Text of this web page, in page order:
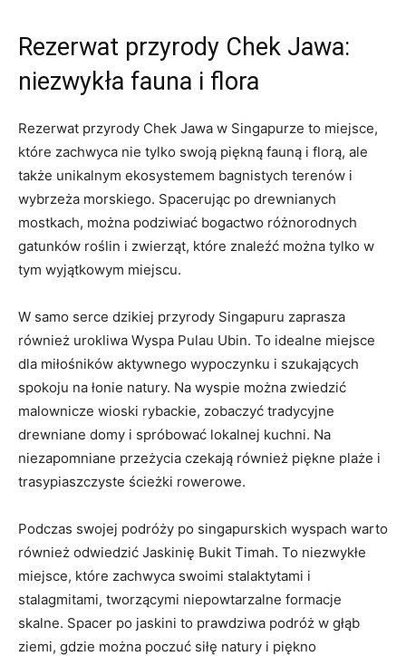
Rezerwat przyrody Chek ‍Jawa:
‌niezwykła fauna i flora
Rezerwat przyrody Chek‌ Jawa w Singapurze to miejsce,
które ‌zachwyca nie tylko swoją piękną​ fauną⁤ i florą, ale
⁢także ​unikalnym ⁤ekosystemem⁤ bagnistych terenów i
wybrzeża morskiego. Spacerując po drewnianych
mostkach, ⁤można podziwiać bogactwo różnorodnych
gatunków ​roślin i ‌zwierząt, które znaleźć ​można tylko w
tym ⁤wyjątkowym miejscu.
W samo ​serce dzikiej przyrody Singapuru zaprasza⁣
również urokliwa Wyspa Pulau Ubin.⁢ To idealne miejsce
dla‌ miłośników aktywnego⁢ wypoczynku i szukających
spokoju⁢ na⁤ łonie natury.⁣ Na wyspie ‌można zwiedzić
malownicze wioski rybackie, zobaczyć⁣ tradycyjne
drewniane domy​ i spróbować lokalnej kuchni. Na
niezapomniane przeżycia czekają ⁢również⁢ piękne‌ plaże i
trasypiaszczyste ścieżki rowerowe.
Podczas swojej‌ podróży po singapurskich⁢ wyspach warto
również odwiedzić Jaskinię Bukit Timah. To‌ niezwykłe
miejsce, które zachwyca⁣ swoimi ⁤stalaktytami ‍i
stalagmitami, tworzącymi niepowtarzalne formacje‍
skalne. Spacer po jaskini to prawdziwa​ podróż⁣ w ⁣głąb
ziemi, gdzie ​można poczuć siłę natury i piękno